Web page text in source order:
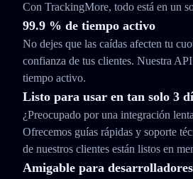
Con TrackingMore, todo está en un
99.9 % de tiempo activo
No dejes que las caídas afecten tu
confianza de tus clientes. Nuestra
tiempo activo.
Listo para usar en tan solo 3
¿Preocupado por una integración
Ofrecemos guías rápidas y soporte
de nuestros clientes están listos en
Amigable para desarrolladores